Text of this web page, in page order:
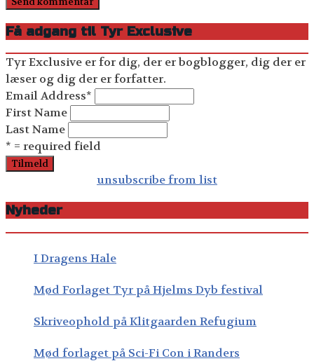
Få adgang til Tyr Exclusive
Tyr Exclusive er for dig, der er bogblogger, dig der er
læser og dig der er forfatter.
Email Address*
First Name
Last Name
* = required field
unsubscribe from list
Nyheder
I Dragens Hale
Mød Forlaget Tyr på Hjelms Dyb festival
Skriveophold på Klitgaarden Refugium
Mød forlaget på Sci-Fi Con i Randers